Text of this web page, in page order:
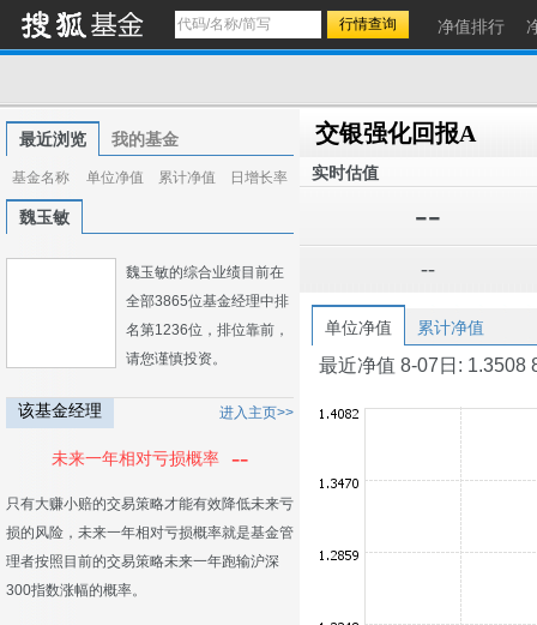
净值排行
最近浏览 我的基金
基金名称 单位净值 累计净值 日增长率
魏玉敏
魏玉敏的综合业绩目前在
全部3865位基金经理中排
名第1236位，排位靠前，
请您谨慎投资。
该基金经理 进入主页>>
未来一年相对亏损概率 --
只有大赚小赔的交易策略才能有效降低未来亏
损的风险，未来一年相对亏损概率就是基金管
理者按照目前的交易策略未来一年跑输沪深
300指数涨幅的概率。
交银强化回报A
实时估值
--
--
单位净值 累计净值
最近净值 8-07日: 1.3508